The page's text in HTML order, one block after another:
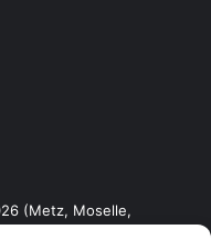
(Metz, Moselle,